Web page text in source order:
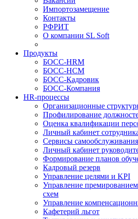
Импортозамещение
Контакты
РФРИТ
О компании SL Soft
Продукты
БОСС-HRM
БОСС-HCM
БОСС-Кадровик
БОСС-Компания
HR-процессы
Организационные
Профилирование
Оценка квалификации
Личный кабинет
Сервисы самообслуживания
Личный кабинет
Формирование планов
Кадровый резерв
Управление целями и KPI
Управление
схем
Управление
Кафетерий льгот